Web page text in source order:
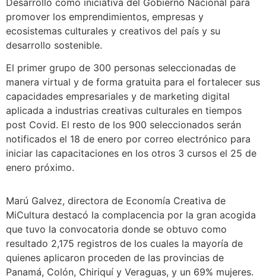
Desarrollo como iniciativa del Gobierno Nacional para
promover los emprendimientos, empresas y
ecosistemas culturales y creativos del país y su
desarrollo sostenible.
El primer grupo de 300 personas seleccionadas de
manera virtual y de forma gratuita para el fortalecer sus
capacidades empresariales y de marketing digital
aplicada a industrias creativas culturales en tiempos
post Covid. El resto de los 900 seleccionados serán
notificados el 18 de enero por correo electrónico para
iniciar las capacitaciones en los otros 3 cursos el 25 de
enero próximo.
Marú Galvez, directora de Economía Creativa de
MiCultura destacó la complacencia por la gran acogida
que tuvo la convocatoria donde se obtuvo como
resultado 2,175 registros de los cuales la mayoría de
quienes aplicaron proceden de las provincias de
Panamá, Colón, Chiriquí y Veraguas, y un 69% mujeres.